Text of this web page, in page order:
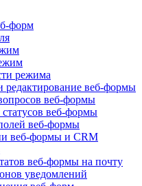
форм
режима
редактирование веб-формы
веб-формы
веб-формы
веб-формы
веб-формы и CRM
веб-формы на почту
уведомлений